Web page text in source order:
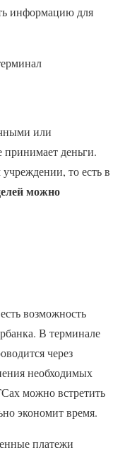
информацию для
или
деньги.
то есть в
можно
возможность
В терминале
через
необходимых
можно встретить
экономит время.
платежи